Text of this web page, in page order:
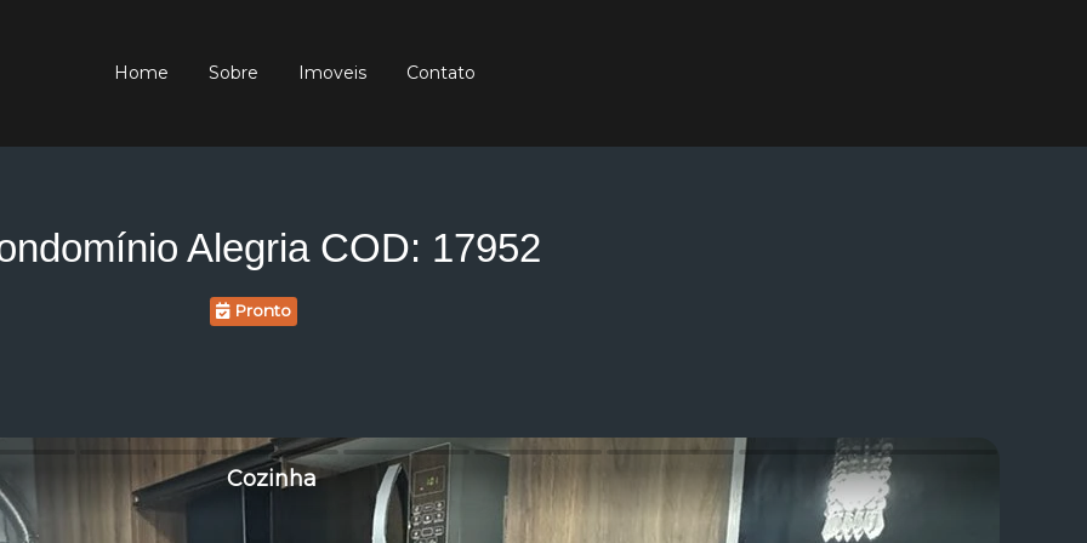
Home Sobre Imoveis Contato
Alegria COD: 17952
Pronto
Cozinha